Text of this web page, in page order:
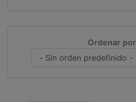
Ordenar por